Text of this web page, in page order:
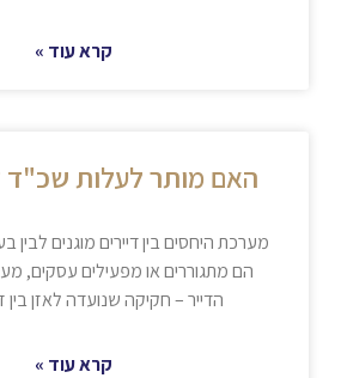
קרא עוד »
האם מותר לעלות
מערכת היחסים בין דיירים מוגנים
הם מתגוררים או מפעילים עסקים,
הדייר – חקיקה שנועדה לאזן בין
קרא עוד »